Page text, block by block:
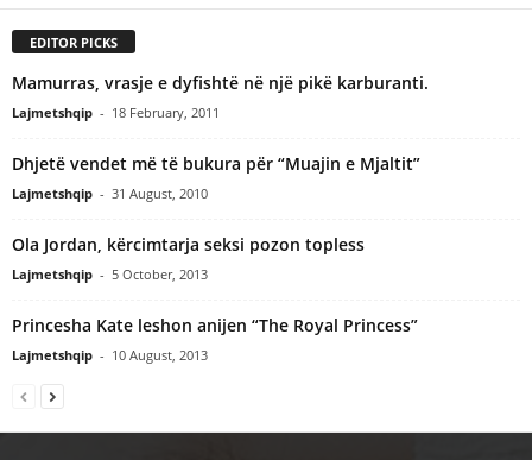
EDITOR PICKS
Mamurras, vrasje e dyfishtë në një pikë karburanti.
Lajmetshqip - 18 February, 2011
Dhjetë vendet më të bukura për “Muajin e Mjaltit”
Lajmetshqip - 31 August, 2010
Ola Jordan, kërcimtarja seksi pozon topless
Lajmetshqip - 5 October, 2013
Princesha Kate leshon anijen “The Royal Princess”
Lajmetshqip - 10 August, 2013